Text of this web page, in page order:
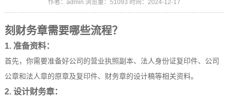
作者：admin 浏览量：51093 时间：2024-12-17
刻财务章需要哪些流程？
1. 准备资料：
首先，你需要准备好公司的营业执照副本、法人身份证复印件、公司
公章和法人章的原章及复印件、财务章的设计稿等相关资料。
2. 设计财务章：